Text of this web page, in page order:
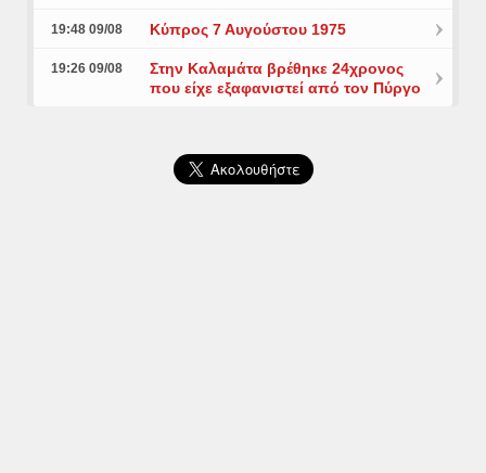
19:48 09/08 Κύπρος 7 Αυγούστου 1975
19:26 09/08
Στην Καλαμάτα βρέθηκε 24χρονος
που είχε εξαφανιστεί από τον Πύργο